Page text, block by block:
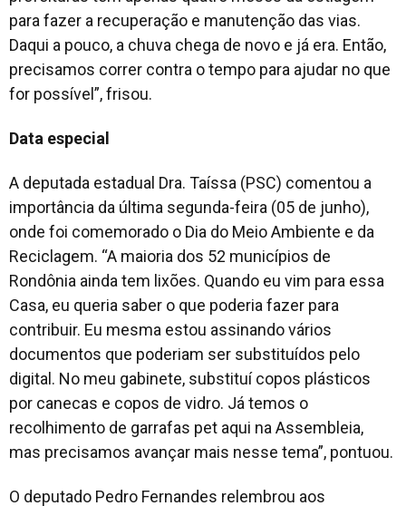
para fazer a recuperação e manutenção das vias.
Daqui a pouco, a chuva chega de novo e já era. Então,
precisamos correr contra o tempo para ajudar no que
for possível”, frisou.
Data especial
A deputada estadual Dra. Taíssa (PSC) comentou a
importância da última segunda-feira (05 de junho),
onde foi comemorado o Dia do Meio Ambiente e da
Reciclagem. “A maioria dos 52 municípios de
Rondônia ainda tem lixões. Quando eu vim para essa
Casa, eu queria saber o que poderia fazer para
contribuir. Eu mesma estou assinando vários
documentos que poderiam ser substituídos pelo
digital. No meu gabinete, substituí copos plásticos
por canecas e copos de vidro. Já temos o
recolhimento de garrafas pet aqui na Assembleia,
mas precisamos avançar mais nesse tema”, pontuou.
O deputado Pedro Fernandes relembrou aos